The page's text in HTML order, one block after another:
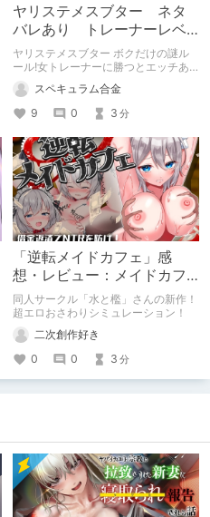
ヤリステメスブター ネタ
バレあり トレーナーレベ
ルアップ場所
ヤリステメスブター ボクだけの謎ル
ール!女トレーナーに勝つとエッチあ
場所をまとめたものです。攻略の参考
になれば幸いです。
スペキュラム合金
9
0 3 分
「逆転メイドカフェ」感
想・レビュー：メイドカフ
ェでHな衣装を着て借金返済
を目指す超エロおさわり
SLG
同人サークル「水と檻」さんの新作！
超エロおさわりシミュレーション！
二次創作好き
0
0 3 分